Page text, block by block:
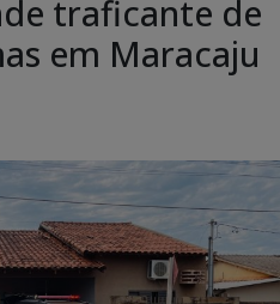
traficante de
em Maracaju